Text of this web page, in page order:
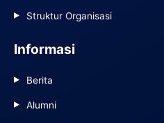
Struktur Organisasi
Informasi
Berita
Alumni